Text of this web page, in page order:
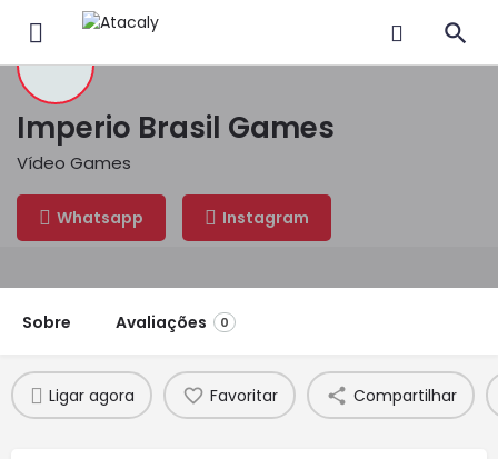
Imperio Brasil Games
Vídeo Games
Whatsapp Instagram
Sobre Avaliações 0
Ligar agora Favoritar Compartilhar